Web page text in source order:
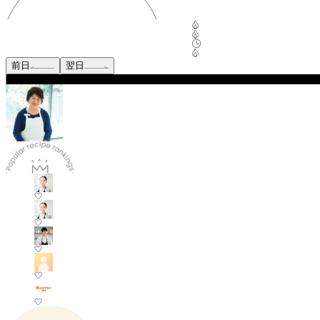
前日 翌日